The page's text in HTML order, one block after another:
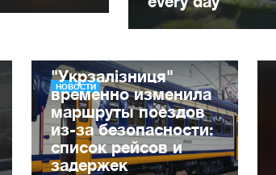
НОВОСТИ
"Укрзалізниця"
временно изменила
маршруты поездов
из-за безопасности:
список рейсов и
задержек